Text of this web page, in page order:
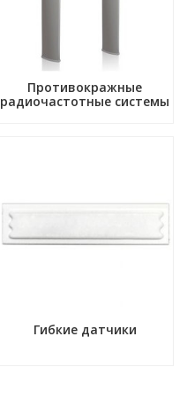
Противокражные
радиочастотные системы
Гибкие датчики